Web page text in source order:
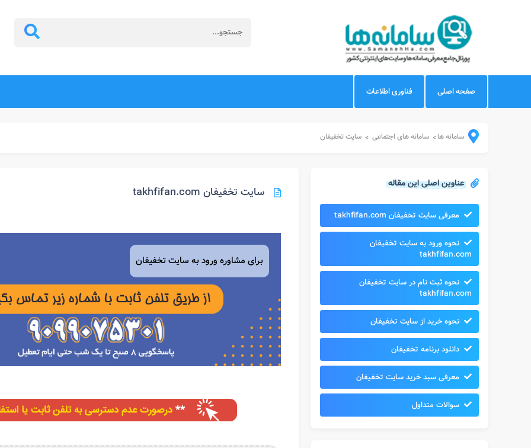
صفحه اصلی فناوری اطلاعات
سامانه ها> سامانه های اجتماعی > سایت تخفیفان
عناوین اصلی این مقاله
معرفی سایت تخفیفان takhfifan.com
نحوه ورود به سایت تخفیفان
takhfifan.com
نحوه ثبت نام در سایت تخفیفان
takhfifan.com
نحوه خرید از سایت تخفیفان
دانلود برنامه تخفیفان
معرفی سبد خرید سایت تخفیفان
سوالات متداول
سایت تخفیفان takhfifan.com
برای مشاوره ورود به سایت تخفیفان